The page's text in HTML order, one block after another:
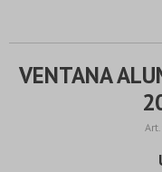
VENTANA